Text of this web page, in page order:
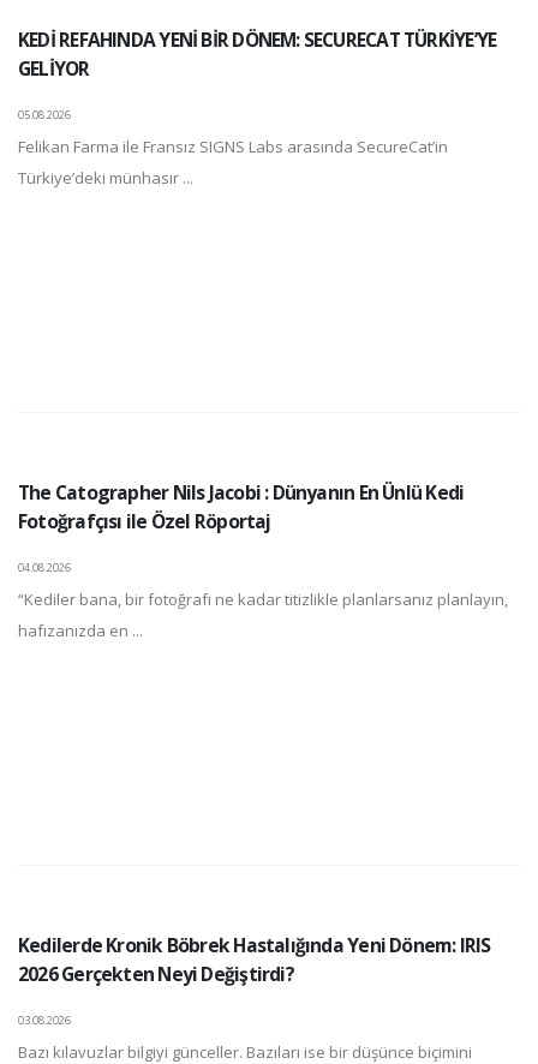
KEDİ REFAHINDA YENİ BİR DÖNEM: SECURECAT TÜRKİYE’YE
GELİYOR
05.08.2026
Felikan Farma ile Fransız SIGNS Labs arasında SecureCat’in
Türkiye’deki münhasır ...
The Catographer Nils Jacobi : Dünyanın En Ünlü Kedi
Fotoğrafçısı ile Özel Röportaj
04.08.2026
“Kediler bana, bir fotoğrafı ne kadar titizlikle planlarsanız planlayın,
hafızanızda en ...
Kedilerde Kronik Böbrek Hastalığında Yeni Dönem: IRIS
2026 Gerçekten Neyi Değiştirdi?
03.08.2026
Bazı kılavuzlar bilgiyi günceller. Bazıları ise bir düşünce biçimini